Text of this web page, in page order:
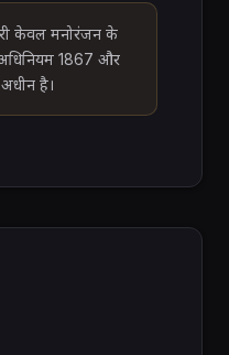
केवल मनोरंजन के
1867 और
है।